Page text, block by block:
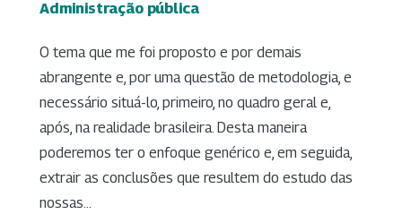
Administração pública
O tema que me foi proposto e por demais
abrangente e, por uma questão de metodologia, e
necessário situá-lo, primeiro, no quadro geral e,
após, na realidade brasileira. Desta maneira
poderemos ter o enfoque genérico e, em seguida,
extrair as conclusões que resultem do estudo das
nossas...